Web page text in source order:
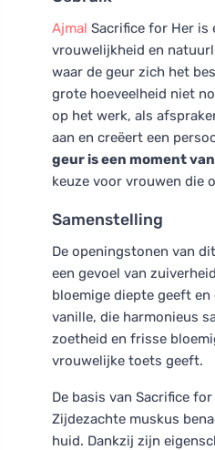
Ajmal Sacrifice for Her is
vrouwelijkheid en
waar de geur zich het
grote hoeveelheid niet
op het werk, als
aan en creëert een
geur is een moment
keuze voor vrouwen die
Samenstelling
De openingstonen van
een gevoel van
bloemige diepte geeft
vanille, die harmonieus
zoetheid en frisse
vrouwelijke toets geeft.
De basis van Sacrifice
Zijdezachte muskus
huid. Dankzij zijn